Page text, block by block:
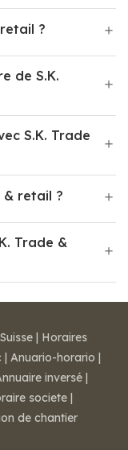
?
de S.K.
S.K. Trade
& retail ?
Trade &
| Horaires
| Anuario-horario |
inversé |
societe |
de chantier